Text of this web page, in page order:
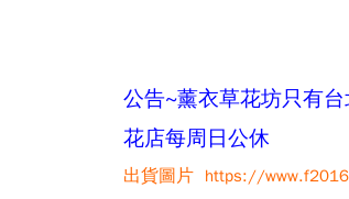
公告~薰衣草花坊只有
花店每周日公休
出貨圖片 https://